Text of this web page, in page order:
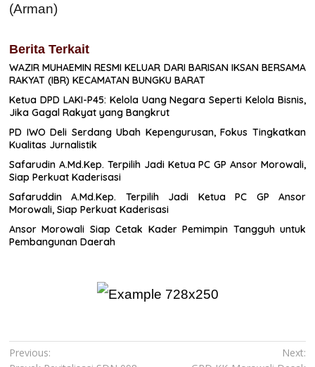
(Arman)
Berita Terkait
WAZIR MUHAEMIN RESMI KELUAR DARI BARISAN IKSAN BERSAMA
RAKYAT (IBR) KECAMATAN BUNGKU BARAT
Ketua DPD LAKI-P45: Kelola Uang Negara Seperti Kelola Bisnis,
Jika Gagal Rakyat yang Bangkrut
PD IWO Deli Serdang Ubah Kepengurusan, Fokus Tingkatkan
Kualitas Jurnalistik
Safarudin A.Md.Kep. Terpilih Jadi Ketua PC GP Ansor Morowali,
Siap Perkuat Kaderisasi
Safaruddin A.Md.Kep. Terpilih Jadi Ketua PC GP Ansor
Morowali, Siap Perkuat Kaderisasi
Ansor Morowali Siap Cetak Kader Pemimpin Tangguh untuk
Pembangunan Daerah
Navigasi
Previous:
Next: